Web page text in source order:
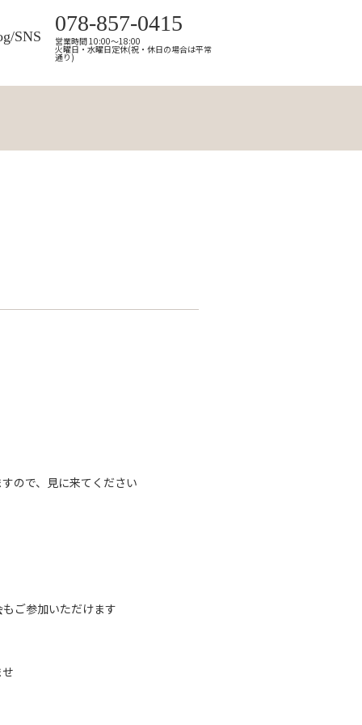
SNS
078-857-0415
営業時間 10:00～18:00
火曜日・水曜日定休(祝・休日の場合は平常
通り)
ので、見に来てください
ご参加いただけます